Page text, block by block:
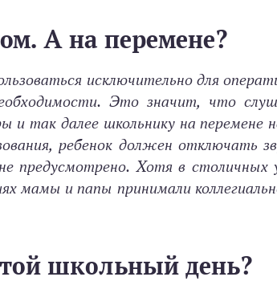
А на перемене?
исключительно для
Это значит, что
так далее школьнику на перемене
ребенок должен отключать
предусмотрено. Хотя в столичных
мамы и папы принимали
школьный день?